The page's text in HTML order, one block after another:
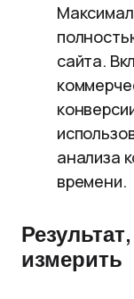
сайта.
анализа
времени.
измерить